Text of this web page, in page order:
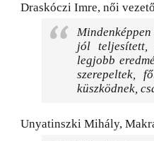
Draskóczi Imre, női
jól teljesített,
legjobb
szerepeltek,
küszködnek,
Unyatinszki Mihály,